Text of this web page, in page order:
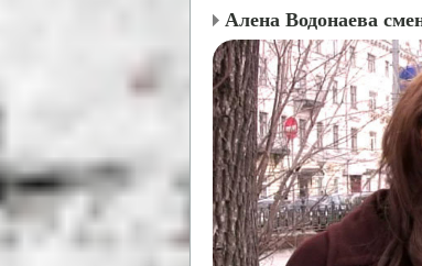
Алена Водонаева